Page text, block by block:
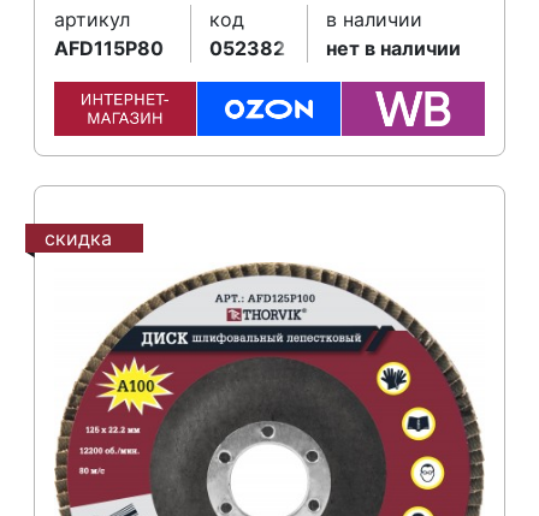
артикул
AFD115P80
код
052382
в наличии
нет в наличии
скидка